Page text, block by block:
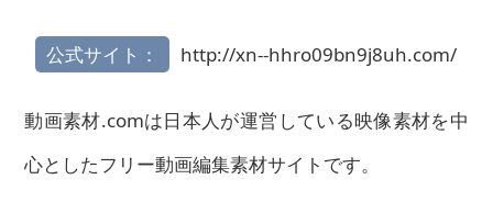
公式サイト： http://xn--hhro09bn9j8uh.com/
動画素材.comは日本人が運営している映像素材を中
心としたフリー動画編集素材サイトです。